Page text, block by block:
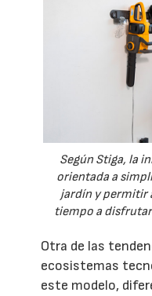
Según Stiga, la
orientada a
jardín y permitir
tiempo a
Otra de las
ecosistemas
este modelo,